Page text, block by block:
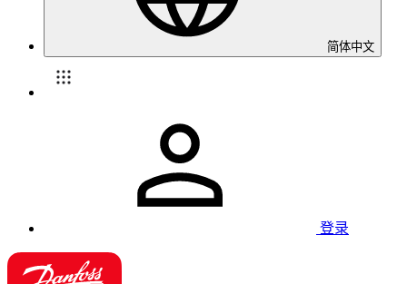
简体中文
登录